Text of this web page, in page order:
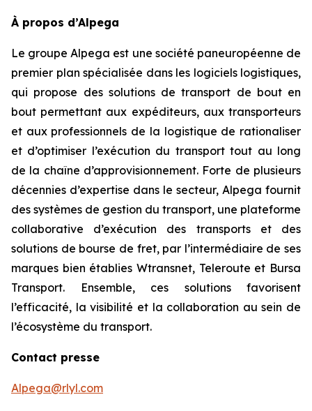
À propos d’Alpega
Le groupe Alpega est une société paneuropéenne de
premier plan spécialisée dans les logiciels logistiques,
qui propose des solutions de transport de bout en
bout permettant aux expéditeurs, aux transporteurs
et aux professionnels de la logistique de rationaliser
et d’optimiser l’exécution du transport tout au long
de la chaîne d’approvisionnement. Forte de plusieurs
décennies d’expertise dans le secteur, Alpega fournit
des systèmes de gestion du transport, une plateforme
collaborative d’exécution des transports et des
solutions de bourse de fret, par l’intermédiaire de ses
marques bien établies Wtransnet, Teleroute et Bursa
Transport. Ensemble, ces solutions favorisent
l’efficacité, la visibilité et la collaboration au sein de
l’écosystème du transport.
Contact presse
Alpega@rlyl.com